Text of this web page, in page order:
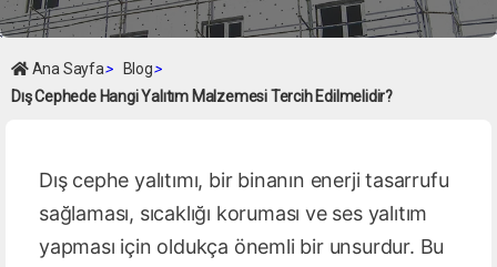
Ana Sayfa> Blog>
Dış Cephede Hangi Yalıtım Malzemesi Tercih Edilmelidir?
Dış cephe yalıtımı, bir binanın enerji tasarrufu
sağlaması, sıcaklığı koruması ve ses yalıtım
yapması için oldukça önemli bir unsurdur. Bu